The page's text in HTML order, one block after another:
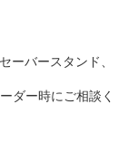
ーバースタンド、
ダー時にご相談く